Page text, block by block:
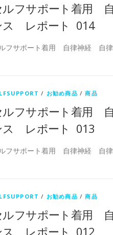
ルフサポート着用
ス レポート 014
フサポート着用 自律神経 自
/ お勧め商品 /商品
ルフサポート着用
ス レポート 013
フサポート着用 自律神経 自
/ お勧め商品 /商品
ルフサポート着用
ス レポート 012